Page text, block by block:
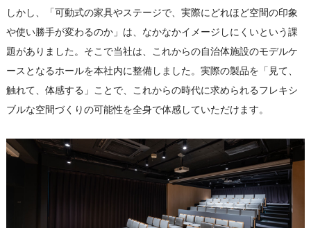
しかし、「可動式の家具やステージで、実際にどれほど空間の印象
や使い勝手が変わるのか」は、なかなかイメージしにくいという課
題がありました。そこで当社は、これからの自治体施設のモデルケ
ースとなるホールを本社内に整備しました。実際の製品を「見て、
触れて、体感する」ことで、これからの時代に求められるフレキシ
ブルな空間づくりの可能性を全身で体感していただけます。